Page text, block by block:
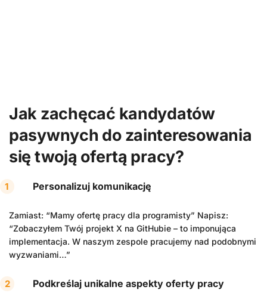
Jak zachęcać kandydatów
pasywnych do zainteresowania
się twoją ofertą pracy?
Personalizuj komunikację
Zamiast: “Mamy ofertę pracy dla programisty” Napisz:
“Zobaczyłem Twój projekt X na GitHubie – to imponująca
implementacja. W naszym zespole pracujemy nad podobnymi
wyzwaniami…”
Podkreślaj unikalne aspekty oferty pracy